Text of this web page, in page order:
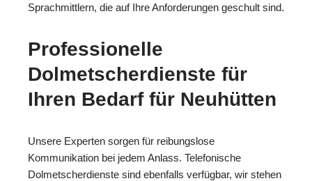
Sprachmittlern, die auf Ihre Anforderungen geschult sind.
Professionelle
Dolmetscherdienste für
Ihren Bedarf für Neuhütten
Unsere Experten sorgen für reibungslose
Kommunikation bei jedem Anlass. Telefonische
Dolmetscherdienste sind ebenfalls verfügbar, wir stehen